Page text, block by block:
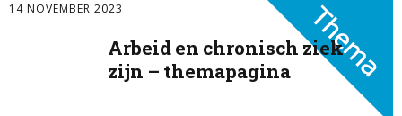
14 NOVEMBER 2023
Arbeid en chronisch ziek
zijn – themapagina